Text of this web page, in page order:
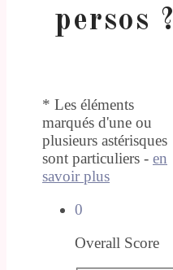
persos ?
* Les éléments
marqués d'une ou
plusieurs astérisques
sont particuliers - en
savoir plus
0
Overall Score